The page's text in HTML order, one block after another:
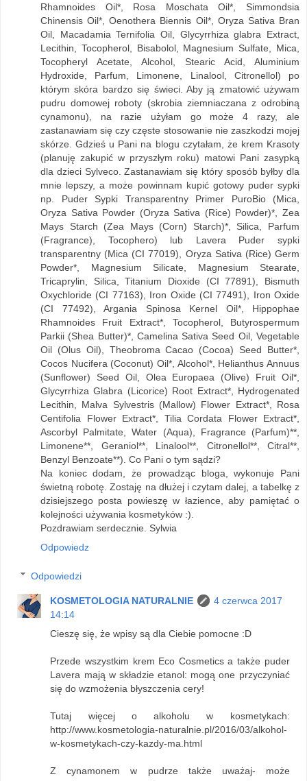
Rhamnoides Oil*, Rosa Moschata Oil*, Simmondsia
Chinensis Oil*, Oenothera Biennis Oil*, Oryza Sativa Bran
Oil, Macadamia Ternifolia Oil, Glycyrrhiza glabra Extract,
Lecithin, Tocopherol, Bisabolol, Magnesium Sulfate, Mica,
Tocopheryl Acetate, Alcohol, Stearic Acid, Aluminium
Hydroxide, Parfum, Limonene, Linalool, Citronellol) po
którym skóra bardzo się świeci. Aby ją zmatowić używam
pudru domowej roboty (skrobia ziemniaczana z odrobiną
cynamonu), na razie użyłam go może 4 razy, ale
zastanawiam się czy częste stosowanie nie zaszkodzi mojej
skórze. Gdzieś u Pani na blogu czytałam, że krem Krasoty
(planuję zakupić w przyszłym roku) matowi Pani zasypką
dla dzieci Sylveco. Zastanawiam się który sposób byłby dla
mnie lepszy, a może powinnam kupić gotowy puder sypki
np. Puder Sypki Transparentny Primer PuroBio (Mica,
Oryza Sativa Powder (Oryza Sativa (Rice) Powder)*, Zea
Mays Starch (Zea Mays (Corn) Starch)*, Silica, Parfum
(Fragrance), Tocophero) lub Lavera Puder sypki
transparentny (Mica (CI 77019), Oryza Sativa (Rice) Germ
Powder*, Magnesium Silicate, Magnesium Stearate,
Tricaprylin, Silica, Titanium Dioxide (CI 77891), Bismuth
Oxychloride (CI 77163), Iron Oxide (CI 77491), Iron Oxide
(CI 77492), Argania Spinosa Kernel Oil*, Hippophae
Rhamnoides Fruit Extract*, Tocopherol, Butyrospermum
Parkii (Shea Butter)*, Camelina Sativa Seed Oil, Vegetable
Oil (Olus Oil), Theobroma Cacao (Cocoa) Seed Butter*,
Cocos Nucifera (Coconut) Oil*, Alcohol*, Helianthus Annuus
(Sunflower) Seed Oil, Olea Europaea (Olive) Fruit Oil*,
Glycyrrhiza Glabra (Licorice) Root Extract*, Hydrogenated
Lecithin, Malva Sylvestris (Mallow) Flower Extract*, Rosa
Centifolia Flower Extract*, Tilia Cordata Flower Extract*,
Ascorbyl Palmitate, Water (Aqua), Fragrance (Parfum)**,
Limonene**, Geraniol**, Linalool**, Citronellol**, Citral**,
Benzyl Benzoate**). Co Pani o tym sądzi?
Na koniec dodam, że prowadząc bloga, wykonuje Pani
świetną robotę. Zostaję na dłużej i czytam dalej, a tabelkę z
dzisiejszego posta powieszę w łazience, aby pamiętać o
kolejności używania kosmetyków :).
Pozdrawiam serdecznie. Sylwia
Odpowiedz
Odpowiedzi
KOSMETOLOGIA NATURALNIE
4 czerwca 2017
14:14
Cieszę się, że wpisy są dla Ciebie pomocne :D
Przede wszystkim krem Eco Cosmetics a także puder
Lavera mają w składzie etanol: mogą one przyczyniać
się do wzmożenia błyszczenia cery!
Tutaj więcej o alkoholu w kosmetykach:
http://www.kosmetologia-naturalnie.pl/2016/03/alkohol-
w-kosmetykach-czy-kazdy-ma.html
Z cynamonem w pudrze także uważaj- może